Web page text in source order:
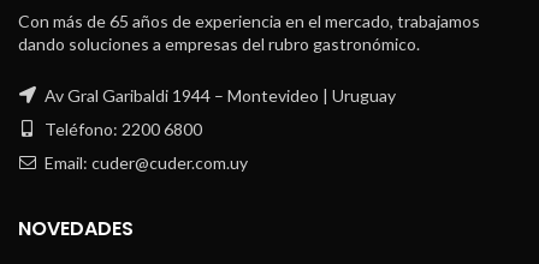
Con más de 65 años de experiencia en el mercado, trabajamos
dando soluciones a empresas del rubro gastronómico.
Av Gral Garibaldi 1944 – Montevideo | Uruguay
Teléfono: 2200 6800
Email: cuder@cuder.com.uy
NOVEDADES